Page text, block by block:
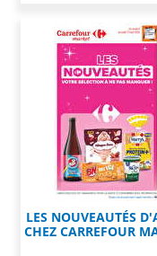
LES NOUVEAUTÉS
CHEZ CARREFOUR